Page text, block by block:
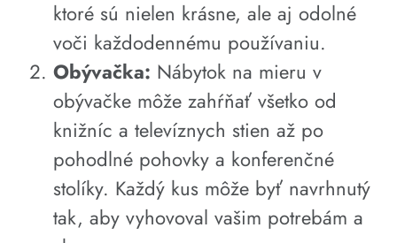
ktoré sú nielen krásne, ale aj odolné
voči každodennému používaniu.
Obývačka: Nábytok na mieru v
obývačke môže zahŕňať všetko od
knižníc a televíznych stien až po
pohodlné pohovky a konferenčné
stolíky. Každý kus môže byť navrhnutý
tak, aby vyhovoval vašim potrebám a